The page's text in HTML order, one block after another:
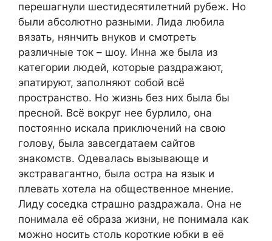
перешагнули шестидесятилетний рубеж. Но
были абсолютно разными. Лида любила
вязать, нянчить внуков и смотреть
различные ток – шоу. Инна же была из
категории людей, которые раздражают,
эпатируют, заполняют собой всё
пространство. Но жизнь без них была бы
пресной. Всё вокруг нее бурлило, она
постоянно искала приключений на свою
голову, была завсегдатаем сайтов
знакомств. Одевалась вызывающе и
экстравагантно, была остра на язык и
плевать хотела на общественное мнение.
Лиду соседка страшно раздражала. Она не
понимала её образа жизни, не понимала как
можно носить столь короткие юбки в её